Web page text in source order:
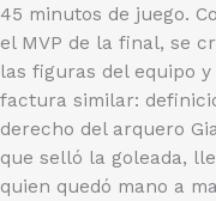
45 minutos de juego.
el MVP de la final, se
las figuras del equipo
factura similar:
derecho del arquero
que selló la goleada,
quien quedó mano a